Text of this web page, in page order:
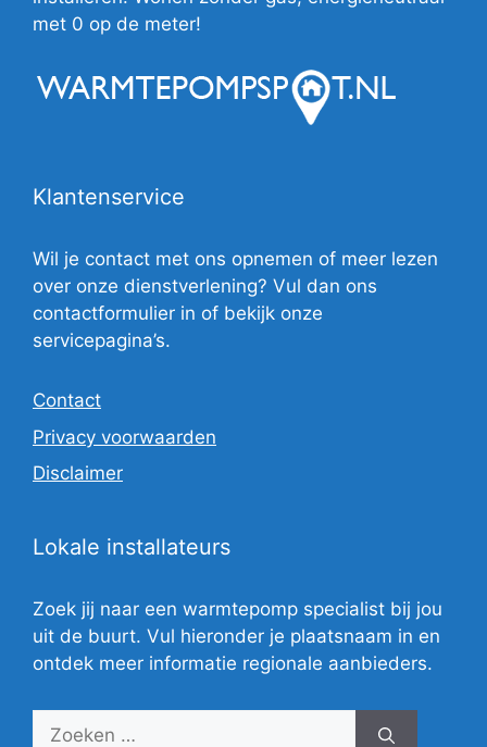
met 0 op de meter!
Klantenservice
Wil je contact met ons opnemen of meer lezen
over onze dienstverlening? Vul dan ons
contactformulier in of bekijk onze
servicepagina’s.
Contact
Privacy voorwaarden
Disclaimer
Lokale installateurs
Zoek jij naar een warmtepomp specialist bij jou
uit de buurt. Vul hieronder je plaatsnaam in en
ontdek meer informatie regionale aanbieders.
Zoek